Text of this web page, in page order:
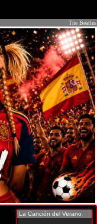
The Beatles
La Canción del Verano